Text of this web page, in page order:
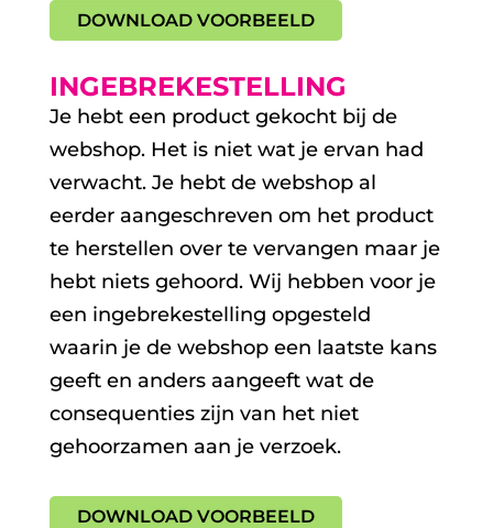
DOWNLOAD VOORBEELD
INGEBREKESTELLING
Je hebt een product gekocht bij de
webshop. Het is niet wat je ervan had
verwacht. Je hebt de webshop al
eerder aangeschreven om het product
te herstellen over te vervangen maar je
hebt niets gehoord. Wij hebben voor je
een ingebrekestelling opgesteld
waarin je de webshop een laatste kans
geeft en anders aangeeft wat de
consequenties zijn van het niet
gehoorzamen aan je verzoek.
DOWNLOAD VOORBEELD